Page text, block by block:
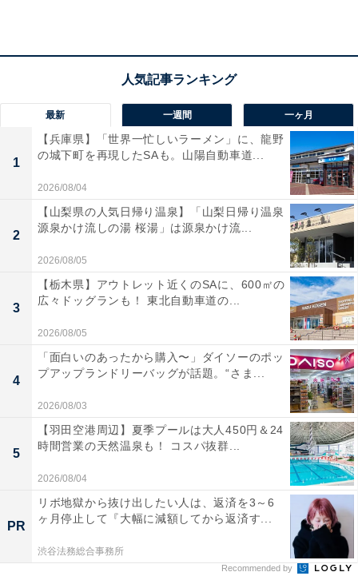
「天然温泉 三峰」の口コミは？
「天然温泉 三峰」には以下のような口コミが寄せられて
います。
アルカリ単純泉の天然温泉がシルクのようなやさし
い肌触りで、入浴後にお肌がすべすべになって非常
に心地よい。
サウナや水風呂が充実しており、緑豊かな景色や自
然に囲まれた静寂な環境のなかで心身ともにリフレ
ッシュして整うことができます。
和の趣がある落ち着いた施設内の雰囲気が素晴らし
最新 一週間 一ヶ月
1
【兵庫県】「世界一忙しいラーメン」に、龍野
の城下町を再現したSAも。山陽自動車道...
2026/08/04
2
【山梨県の人気日帰り温泉】「山梨日帰り温泉
源泉かけ流しの湯 桜湯」は源泉かけ流...
2026/08/05
3
【栃木県】アウトレット近くのSAに、600㎡の
広々ドッグランも！ 東北自動車道の...
2026/08/05
4
「面白いのあったから購入〜」ダイソーのポッ
プアップランドリーバッグが話題。“さま...
2026/08/03
5
【羽田空港周辺】夏季プールは大人450円＆24
時間営業の天然温泉も！ コスパ抜群...
2026/08/04
PR
リボ地獄から抜け出したい人は、返済を3～6
ヶ月停止して『大幅に減額してから返済す...
渋谷法務総合事務所
Recommended by